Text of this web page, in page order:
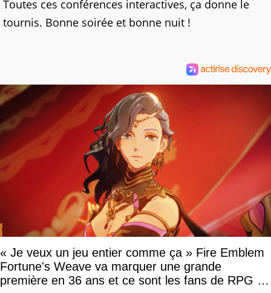
Toutes ces conférences interactives, ça donne le
tournis. Bonne soirée et bonne nuit !
« Je veux un jeu entier comme ça » Fire Emblem
Fortune's Weave va marquer une grande
première en 36 ans et ce sont les fans de RPG en